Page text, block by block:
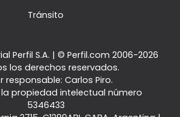
Tránsito
Perfil S.A. | © Perfil.com 2006-2026
los derechos reservados.
responsable: Carlos Piro.
propiedad intelectual número
5346433